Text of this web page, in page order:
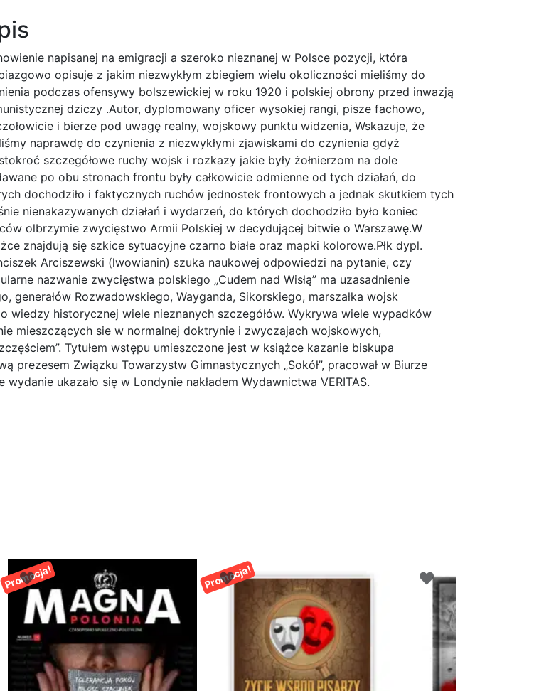
napisanej na emigracji a szeroko nieznanej w Polsce pozycji, która
opisuje z jakim niezwykłym zbiegiem wielu okoliczności mieliśmy do
podczas ofensywy bolszewickiej w roku 1920 i polskiej obrony przed inwazją
dziczy .Autor, dyplomowany oficer wysokiej rangi, pisze fachowo,
i bierze pod uwagę realny, wojskowy punktu widzenia, Wskazuje, że
naprawdę do czynienia z niezwykłymi zjawiskami do czynienia gdyż
szczegółowe ruchy wojsk i rozkazy jakie były żołnierzom na dole
po obu stronach frontu były całkowicie odmienne od tych działań, do
dochodziło i faktycznych ruchów jednostek frontowych a jednak skutkiem tych
nienakazywanych działań i wydarzeń, do których dochodziło było koniec
olbrzymie zwycięstwo Armii Polskiej w decydującej bitwie o Warszawę.W
znajdują się szkice sytuacyjne czarno białe oraz mapki kolorowe.Płk dypl.
Arciszewski (lwowianin) szuka naukowej odpowiedzi na pytanie, czy
nazwanie zwycięstwa polskiego „Cudem nad Wisłą” ma uzasadnienie
generałów Rozwadowskiego, Wayganda, Sikorskiego, marszałka wojsk
wiedzy historycznej wiele nieznanych szczegółów. Wykrywa wiele wypadków
mieszczących sie w normalnej doktrynie i zwyczajach wojskowych,
Tytułem wstępu umieszczone jest w książce kazanie biskupa
prezesem Związku Towarzystw Gimnastycznych „Sokół”, pracował w Biurze
ukazało się w Londynie nakładem Wydawnictwa VERITAS.
Promocja!